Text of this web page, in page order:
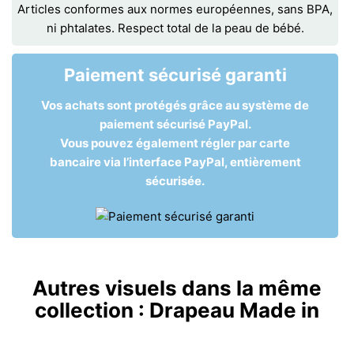
Articles conformes aux normes européennes, sans BPA,
ni phtalates. Respect total de la peau de bébé.
Paiement sécurisé garanti
Vos achats sont protégés grâce au système de
paiement sécurisé PayPal.
Vous pouvez également régler par carte
bancaire via l’interface PayPal, entièrement
sécurisée.
Autres visuels dans la même
collection : Drapeau Made in